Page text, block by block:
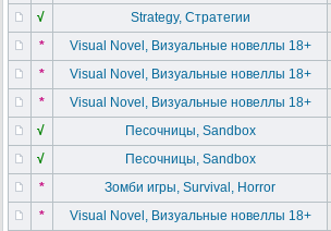
√ Strategy, Стратегии
* Visual Novel, Визуальные новеллы 18+
* Visual Novel, Визуальные новеллы 18+
* Visual Novel, Визуальные новеллы 18+
√ Песочницы, Sandbox
√ Песочницы, Sandbox
* Зомби игры, Survival, Horror
* Visual Novel, Визуальные новеллы 18+